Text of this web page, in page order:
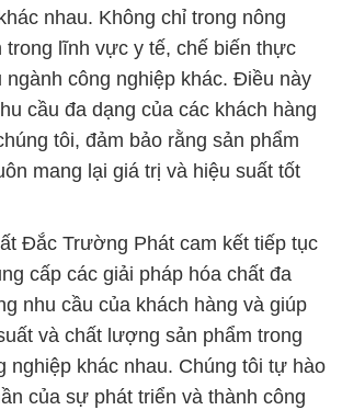
nhau. Không chỉ trong nông
trong lĩnh vực y tế, chế biến thực
ngành công nghiệp khác. Điều này
cầu đa dạng của các khách hàng
tôi, đảm bảo rằng sản phẩm
mang lại giá trị và hiệu suất tốt
Đắc Trường Phát cam kết tiếp tục
cấp các giải pháp hóa chất đa
nhu cầu của khách hàng và giúp
và chất lượng sản phẩm trong
nghiệp khác nhau. Chúng tôi tự hào
của sự phát triển và thành công